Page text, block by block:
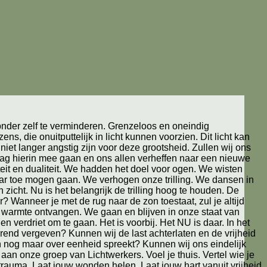
zelf te verminderen. Grenzeloos en oneindig
die onuitputtelijk in licht kunnen voorzien. Dit licht kan
langer angstig zijn voor deze grootsheid. Zullen wij ons
hierin mee gaan en ons allen verheffen naar een nieuwe
en dualiteit. We hadden het doel voor ogen. We wisten
toe mogen gaan. We verhogen onze trilling. We dansen in
Nu is het belangrijk de trilling hoog te houden. De
Wanneer je met de rug naar de zon toestaat, zul je altijd
ontvangen. We gaan en blijven in onze staat van
verdriet om te gaan. Het is voorbij. Het NU is daar. In het
vergeven? Kunnen wij de last achterlaten en de vrijheid
maar over eenheid spreekt? Kunnen wij ons eindelijk
onze groep van Lichtwerkers. Voel je thuis. Vertel wie je